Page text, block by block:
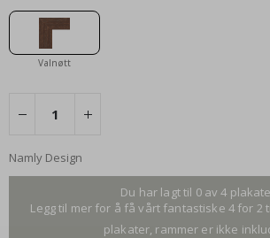
Valnøtt
Namly Design
Du har lagt til 0 av 4
Legg til mer for å få vårt fantastiske 4 for 2
plakater, rammer er ikke